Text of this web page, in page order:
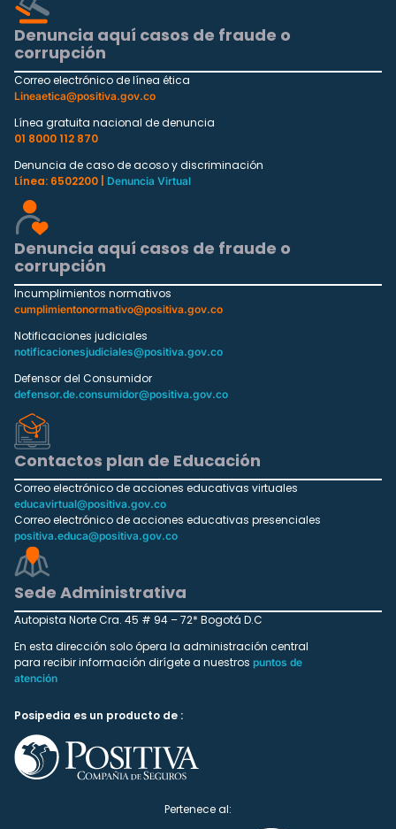
Denuncia aquí casos de fraude o
corrupción
Correo electrónico de línea ética
Lineaetica@positiva.gov.co
Línea gratuita nacional de denuncia
01 8000 112 870
Denuncia de caso de acoso y discriminación
Línea: 6502200 |
Denuncia Virtual
Denuncia aquí casos de fraude o
corrupción
Incumplimientos normativos
cumplimientonormativo@positiva.gov.co
Notificaciones judiciales
notificacionesjudiciales@positiva.gov.co
Defensor del Consumidor
defensor.de.consumidor@positiva.gov.co
Contactos plan de Educación
Correo electrónico de acciones educativas virtuales
educavirtual@positiva.gov.co
Correo electrónico de acciones educativas presenciales
positiva.educa@positiva.gov.co
Sede Administrativa
Autopista Norte Cra. 45 # 94 – 72* Bogotá D.C
En esta dirección solo ópera la administración central
para recibir información dirígete a nuestros puntos de
atención
Posipedia es un producto de :
Pertenece al: